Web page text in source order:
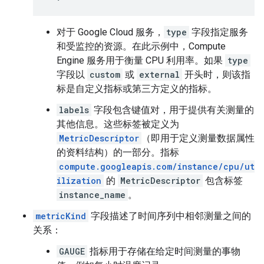
对于 Google Cloud 服务， type 字段指定服务
和受监控的资源。在此示例中，Compute
Engine 服务用于衡量 CPU 利用率。如果 type
字段以 custom 或 external 开头时，则该指
标是自定义指标或第三方定义的指标。
labels 字段包含键值对，用于提供有关测量的
其他信息。这些标签被定义为
MetricDescriptor
（即用于定义测量数据属性
的资料结构）的一部分。指标
compute.googleapis.com/instance/cpu/ut
ilization 的 MetricDescriptor 包含标签
instance_name 。
metricKind 字段描述了时间序列中相邻测量之间的
关系：
GAUGE 指标用于存储在给定时间测量的事物